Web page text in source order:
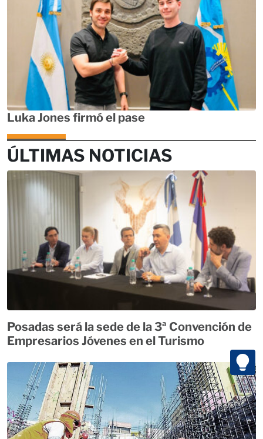
Luka Jones firmó el pase
ÚLTIMAS NOTICIAS
Posadas será la sede de la 3ª Convención de
Empresarios Jóvenes en el Turismo